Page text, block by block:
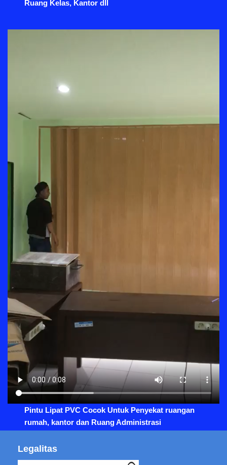
Ruang Kelas, Kantor dll
Pintu Lipat PVC Cocok Untuk Penyekat ruangan
rumah, kantor dan Ruang Administrasi
Legalitas